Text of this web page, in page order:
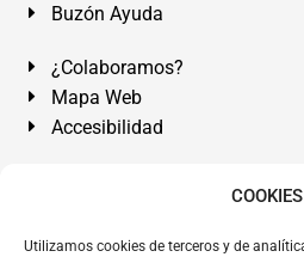
COOKIES
Utilizamos cookies de terceros y de
Buzón Ayuda
¿Colaboramos?
Mapa Web
Accesibilidad
Álvarez Abogados Tenerife:
de Tenerife. Islas Canarias.